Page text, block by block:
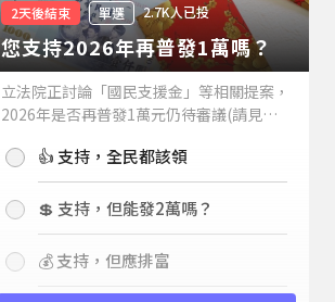
2天後結束 單選 2.7K人已投
您支持2026年再普發1萬嗎？
立法院正討論「國民支援金」等相關提案，
2026年是否再普發1萬元仍待審議(請見下
持嗎？👍 支持，全民都該領
💲 支持，但能發2萬嗎？
💰 支持，但應排富